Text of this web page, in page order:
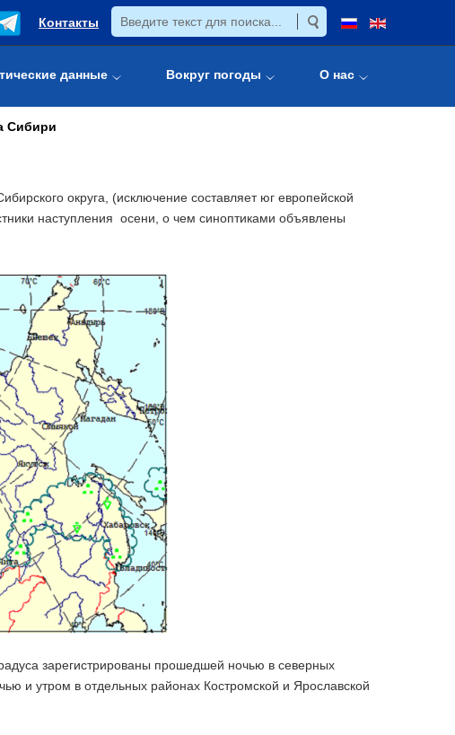
Контакты
данные Вокруг погоды О нас
Сибири
округа, (исключение составляет юг европейской
наступления осени, о чем синоптиками объявлены
зарегистрированы прошедшей ночью в северных
и утром в отдельных районах Костромской и Ярославской